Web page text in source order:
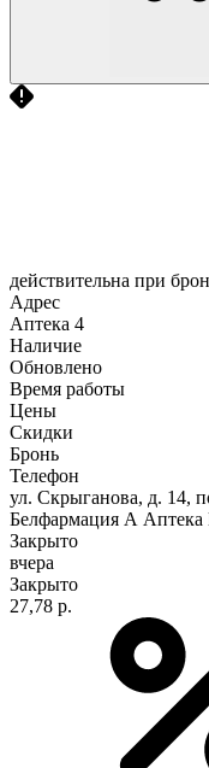
действительна при
Адрес
Аптека 4
Наличие
Обновлено
Время работы
Цены
Скидки
Бронь
Телефон
ул. Скрыганова, д. 14,
Белфармация А
Закрыто
вчера
Закрыто
27,78 р.